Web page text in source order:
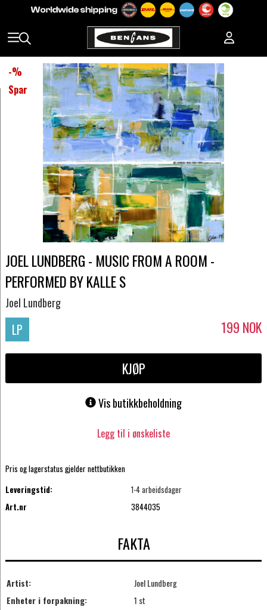
-%
Spar
JOEL LUNDBERG - MUSIC FROM A ROOM -
PERFORMED BY KALLE S
Joel Lundberg
LP 199 NOK
KJØP
Vis butikkbeholdning
Legg til i ønskeliste
Pris og lagerstatus gjelder nettbutikken
Leveringstid:
1-4 arbeidsdager
Art.nr
3844035
FAKTA
Artist:
Joel Lundberg
Enheter i forpakning:
1 st